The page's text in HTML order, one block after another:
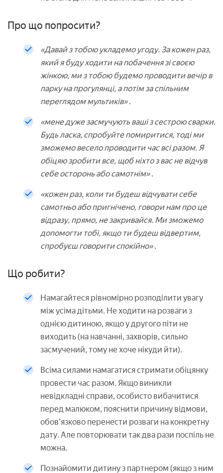
Про що попросити?
«Давай з тобою укладемо угоду. За кожен раз,
який я буду ходити на побачення зі своєю
жінкою, ми з тобою будемо проводити вечір в
парку на прогулянці, а потім за спільним
переглядом мультиків».
«мене дуже засмучують ваші з сестрою сварки.
Будь ласка, спробуйте помиритися, тоді ми
зможемо весело проводити час всі разом. Я
обіцяю зробити все, щоб ніхто з вас не відчув
себе осторонь або самотнім».
«кожен раз, коли ти будеш відчувати себе
самотньо або пригнічено, говори нам про це
відразу, прямо, не закривайся. Ми зможемо
допомогти тобі, якщо ти будеш відвертим,
спробуєш говорити спокійно».
Що робити?
Намагайтеся рівномірно розподілити увагу
між усіма дітьми. Не ходити на розваги з
однією дитиною, якщо у другого піти не
виходить (на навчанні, захворів, сильно
засмучений, тому не хоче нікуди йти).
Всіма силами намагатися стримати обіцянку
провести час разом. Якщо виникли
невідкладні справи, особисто вибачитися
перед малюком, пояснити причину відмови,
обов'язково перенести розваги на конкретну
дату. Але повторювати так два рази поспіль не
можна.
Познайомити дитину з партнером (якщо з ним